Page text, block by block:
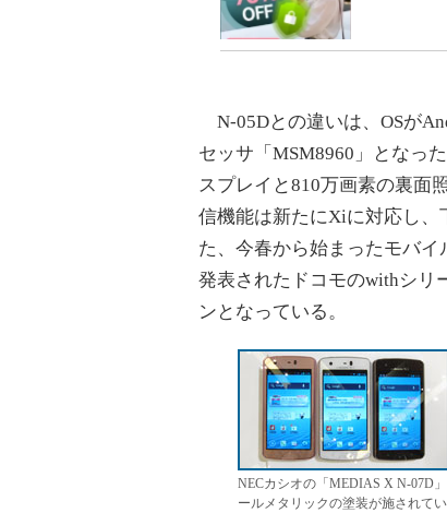
N-05Dとの違いは、OSが
セッサ「MSM8960」となっ
スプレイと810万画素の裏面
信機能は新たにXiに対応し、
た、今春から始まったモバ
発表されたドコモのwithシリ
ンとなっている。
NECカシオの「MEDIAS X N-07D
ールメタリックの塗装が施されて